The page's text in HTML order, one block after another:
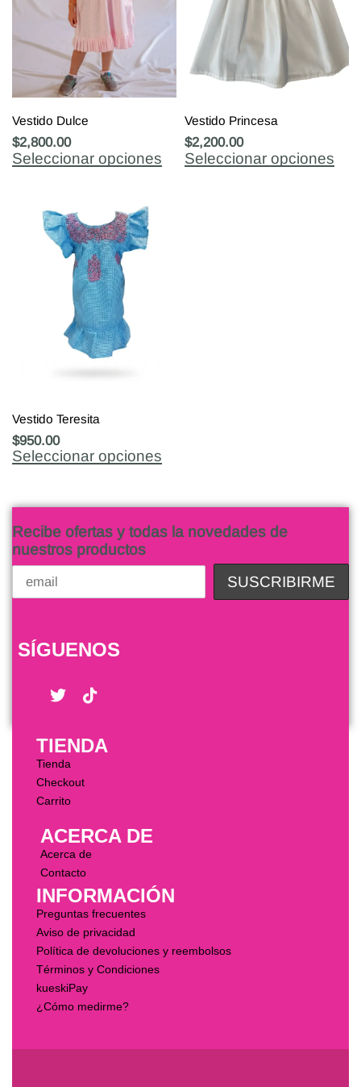
Vestido Dulce
$2,800.00
Seleccionar opciones
Vestido Princesa
$2,200.00
Seleccionar opciones
Vestido Teresita
$950.00
Seleccionar opciones
Recibe ofertas y todas la novedades de
nuestros productos
SÍGUENOS
TIENDA
Tienda
Checkout
Carrito
ACERCA DE
Acerca de
Contacto
INFORMACIÓN
Preguntas frecuentes
Aviso de privacidad
Política de devoluciones y reembolsos
Términos y Condiciones
kueskiPay
¿Cómo medirme?